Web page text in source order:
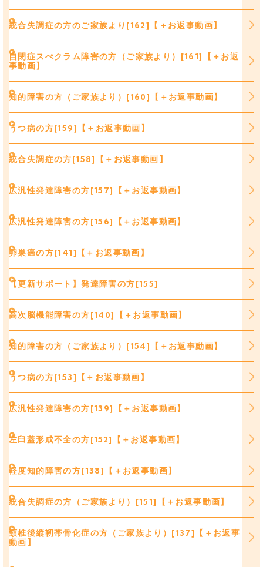
統合失調症の方のご家族より[162]【＋お返事動画】
自閉症スぺクラム障害の方（ご家族より）[161]【＋お返
事動画】
知的障害の方（ご家族より）[160]【＋お返事動画】
うつ病の方[159]【＋お返事動画】
統合失調症の方[158]【＋お返事動画】
広汎性発達障害の方[157]【＋お返事動画】
広汎性発達障害の方[156]【＋お返事動画】
卵巣癌の方[141]【＋お返事動画】
【更新サポート】発達障害の方[155]
高次脳機能障害の方[140]【＋お返事動画】
知的障害の方（ご家族より）[154]【＋お返事動画】
うつ病の方[153]【＋お返事動画】
広汎性発達障害の方[139]【＋お返事動画】
左臼蓋形成不全の方[152]【＋お返事動画】
軽度知的障害の方[138]【＋お返事動画】
統合失調症の方（ご家族より）[151]【＋お返事動画】
頸椎後縦靭帯骨化症の方（ご家族より）[137]【＋お返事
動画】